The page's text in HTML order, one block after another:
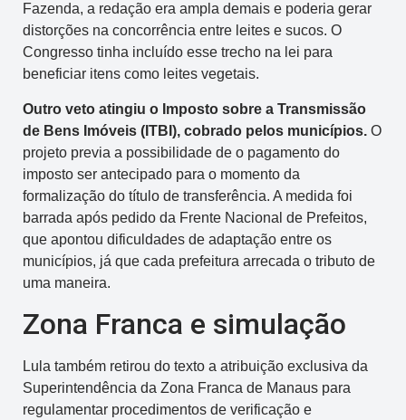
Fazenda, a redação era ampla demais e poderia gerar
distorções na concorrência entre leites e sucos. O
Congresso tinha incluído esse trecho na lei para
beneficiar itens como leites vegetais.
Outro veto atingiu o Imposto sobre a Transmissão
de Bens Imóveis (ITBI), cobrado pelos municípios. O
projeto previa a possibilidade de o pagamento do
imposto ser antecipado para o momento da
formalização do título de transferência. A medida foi
barrada após pedido da Frente Nacional de Prefeitos,
que apontou dificuldades de adaptação entre os
municípios, já que cada prefeitura arrecada o tributo de
uma maneira.
Zona Franca e simulação
Lula também retirou do texto a atribuição exclusiva da
Superintendência da Zona Franca de Manaus para
regulamentar procedimentos de verificação e